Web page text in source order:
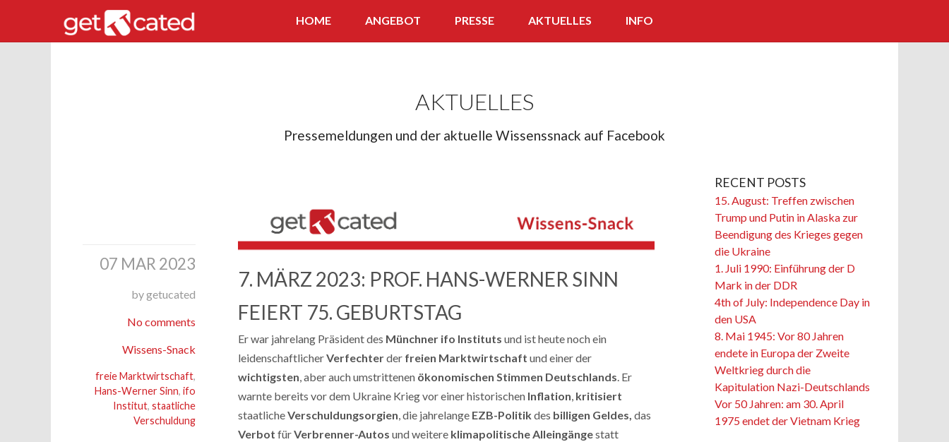
HOME ANGEBOT
FERNLEHRGANG
QUIZ
PRESSE AKTUELLES INFO
AKTUELLES
Pressemeldungen und der aktuelle Wissenssnack auf Facebook
07 MAR 2023
by getucated
No comments
Wissens-Snack
freie Marktwirtschaft,
Hans-Werner Sinn, ifo
Institut, staatliche
Verschuldung
7. MÄRZ 2023: PROF. HANS-WERNER SINN
FEIERT 75. GEBURTSTAG
Er war jahrelang Präsidentdes Münchner ifo Instituts und ist heute noch ein
leidenschaftlicherVerfechterder freien Marktwirtschaft und einer der
wichtigsten, aber auch umstrittenen ökonomischen Stimmen Deutschlands. Er
warnte bereits vor dem Ukraine Krieg vor einer historischen Inflation, kritisiert
staatlicheVerschuldungsorgien, die jahrelange EZB-Politikdes billigen Geldes, das
Verbot fürVerbrenner-Autos und weitere klimapolitische Alleingängestatt
RECENT POSTS
15. August: Treffen zwischen
Trump und Putin in Alaska zur
Beendigung des Krieges gegen
die Ukraine
1. Juli 1990: Einführung der D
Mark in der DDR
4th of July: Independence Day in
den USA
8. Mai 1945: Vor 80 Jahren
endete in Europa der Zweite
Weltkrieg durch die
Kapitulation Nazi-Deutschlands
Vor 50 Jahren: am 30. April
1975 endet der Vietnam Krieg